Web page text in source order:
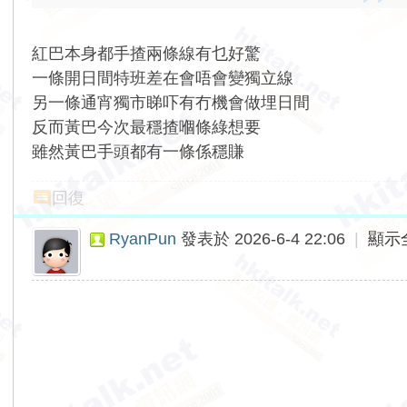
紅巴本身都手揸兩條線有乜好驚
一條開日間特班差在會唔會變獨立線
另一條通宵獨市睇吓有冇機會做埋日間
反而黃巴今次最穩揸嗰條綠想要
雖然黃巴手頭都有一條係穩賺
回復
RyanPun 發表於 2026-6-4 22:06 顯示